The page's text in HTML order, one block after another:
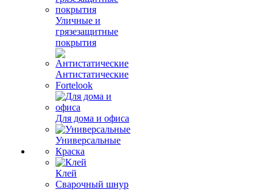
Уличные и
грязезащитные
покрытия
Антистатические
Fortelook
Для дома и офиса
Универсальные
Краска
Клей
Сварочный шнур